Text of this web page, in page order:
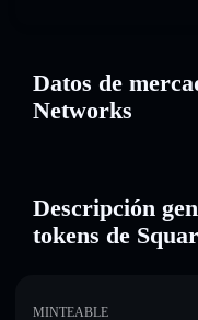
Datos de
Networks
Descripción
tokens de
MINTEABLE